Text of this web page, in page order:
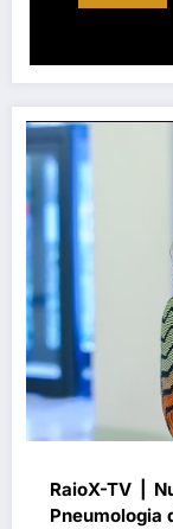
RaioX-TV |
Pneumologia